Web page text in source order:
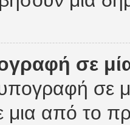
σε
σε
μια από το